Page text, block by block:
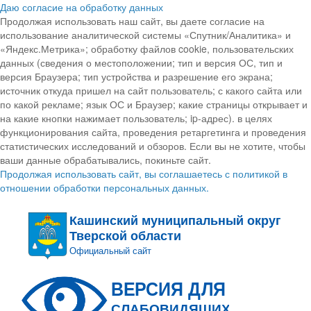
Даю согласие на обработку данных
Продолжая использовать наш сайт, вы даете согласие на
использование аналитической системы «Спутник/Аналитика» и
«Яндекс.Метрика»; обработку файлов cookie, пользовательских
данных (сведения о местоположении; тип и версия ОС, тип и
версия Браузера; тип устройства и разрешение его экрана;
источник откуда пришел на сайт пользователь; с какого сайта или
по какой рекламе; язык ОС и Браузер; какие страницы открывает и
на какие кнопки нажимает пользователь; ip-адрес). в целях
функционирования сайта, проведения ретаргетинга и проведения
статистических исследований и обзоров. Если вы не хотите, чтобы
ваши данные обрабатывались, покиньте сайт.
Продолжая использовать сайт, вы соглашаетесь с политикой в
отношении обработки персональных данных.